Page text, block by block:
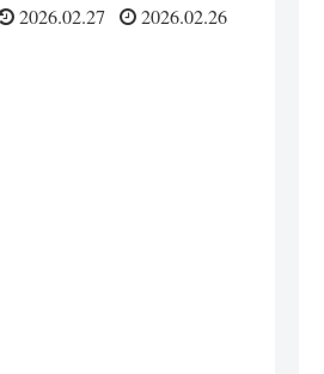
2026.02.27 2026.02.26